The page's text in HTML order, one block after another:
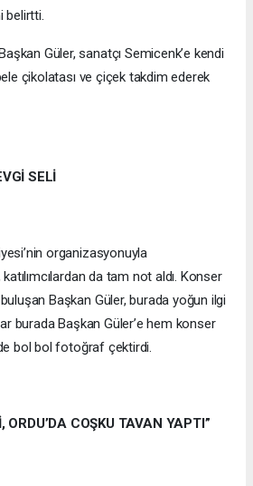
belirtti.
Güler, sanatçı Semicenk’e kendi
çikolatası ve çiçek takdim ederek
SELİ
organizasyonuyla
da tam not aldı. Konser
Başkan Güler, burada yoğun ilgi
burada Başkan Güler’e hem konser
bol bol fotoğraf çektirdi.
ORDU’DA COŞKU TAVAN YAPTI”